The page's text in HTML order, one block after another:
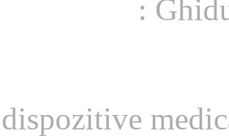
:
dispozitive